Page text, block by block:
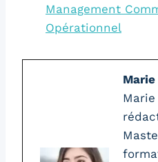
Management
Opérationnel